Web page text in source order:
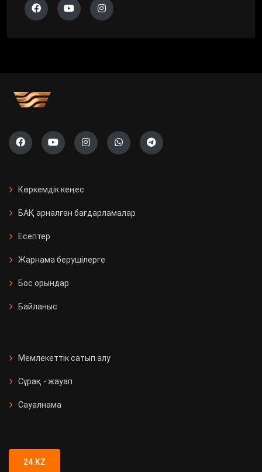
Көркемдік кеңес
БАҚ арналған бағдарламалар
Есептер
Жарнама берушілерге
Бос орындар
Байланыс
Мемлекеттік сатып алу
Сұрақ - жауап
Сауалнама
24.KZ